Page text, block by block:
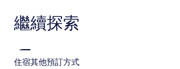
繼續探索
住宿其他預訂方式